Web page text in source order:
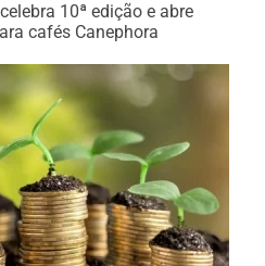
10ª edição e abre
cafés Canephora